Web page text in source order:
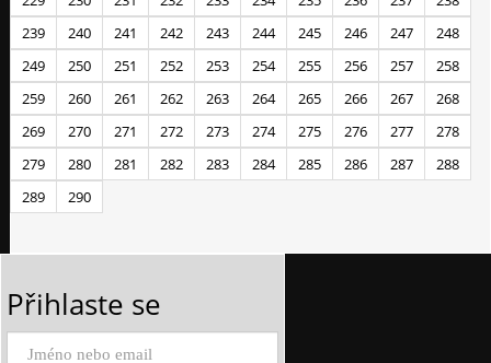
239
240 241 242 243 244 245 246 247
248
249
250 251 252 253 254 255 256 257
258
259
260 261 262 263 264 265 266 267
268
269
270 271 272 273 274 275 276 277
278
279
280 281 282 283 284 285 286 287
288
289
290
Přihlaste se